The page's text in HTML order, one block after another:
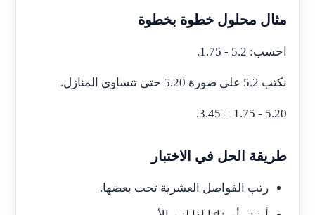
مثال محلول خطوة بخطوة
احسب: 5.2 - 1.75.
نكتب 5.2 على صورة 5.20 حتى تتساوى المنازل.
5.20 - 1.75 = 3.45.
طريقة الحل في الاختبار
رتب الفواصل العشرية تحت بعضها.